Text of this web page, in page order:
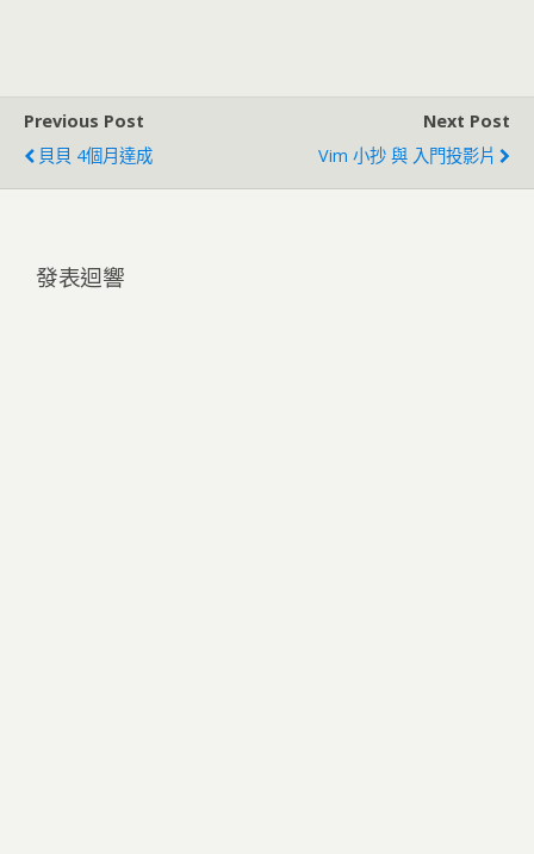
Previous Post
貝貝 4個月達成
Next Post
Vim 小抄 與 入門投影片
發表迴響